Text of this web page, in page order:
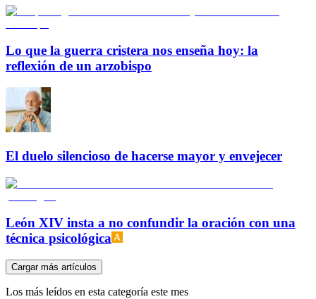
Lo que la guerra cristera nos enseña hoy: la
reflexión de un arzobispo
El duelo silencioso de hacerse mayor y envejecer
León XIV insta a no confundir la oración con una
técnica psicológica
Cargar más artículos
Los más leídos en esta categoría este mes